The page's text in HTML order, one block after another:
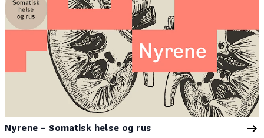
Nyrene – Somatisk helse og rus